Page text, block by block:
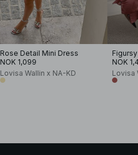
Rose Detail Mini Dress
NOK 1,099
Lovisa Wallin x NA-KD
NOK
Lovisa